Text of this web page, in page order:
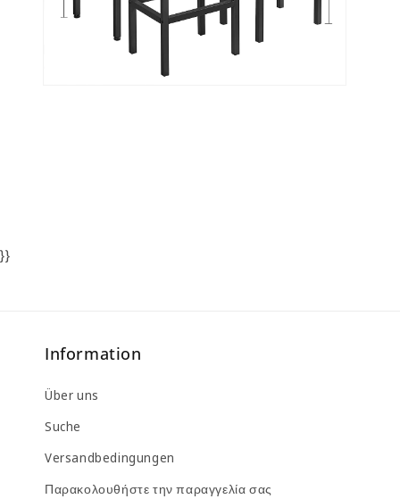
}}
Information
Über uns
Suche
Versandbedingungen
Παρακολουθήστε την παραγγελία σας